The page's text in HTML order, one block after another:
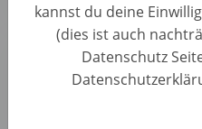
kannst du deine
(dies ist auch
Datenschutz
Sales Manager B2B /
Hannover (d/m/w)
Vertrieb • Deutschland, Hannover